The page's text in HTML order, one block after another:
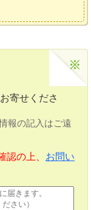
寄せくださ
報の記入はご遠
認の上、 お問い